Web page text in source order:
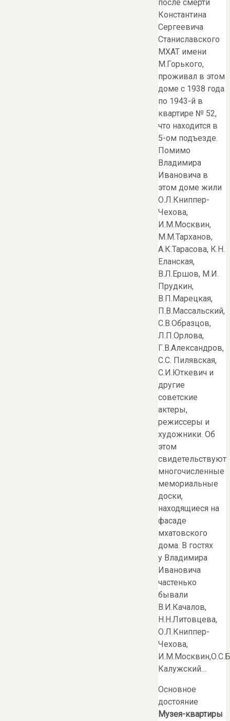
после смерти
Константина
Сергеевича
Станиславского
МХАТ имени
М.Горького,
проживал в этом
доме с 1938 года
по 1943-й в
квартире № 52,
что находится в
5-ом подъезде.
Помимо
Владимира
Ивановича в
этом доме жили
О.Л.Книппер-
Чехова,
И.М.Москвин,
М.М.Тарханов,
А.К.Тарасова, К.Н.
Еланская,
В.Л.Ершов, М.И.
Прудкин,
В.П.Марецкая,
П.В.Массальский,
С.В.Образцов,
Л.П.Орлова,
Г.В.Александров,
С.С. Пилявская,
С.И.Юткевич и
другие
советские
актеры,
режиссеры и
художники. Об
этом
свидетельствуют
многочисленные
мемориальные
доски,
находящиеся на
фасаде
мхатовского
дома. В гостях
у Владимира
Ивановича
частенько
бывали
В.И.Качалов,
Н.Н.Литовцева,
О.Л.Книппер-
Чехова,
Калужский…
Основное
достояние
Музея-квартиры